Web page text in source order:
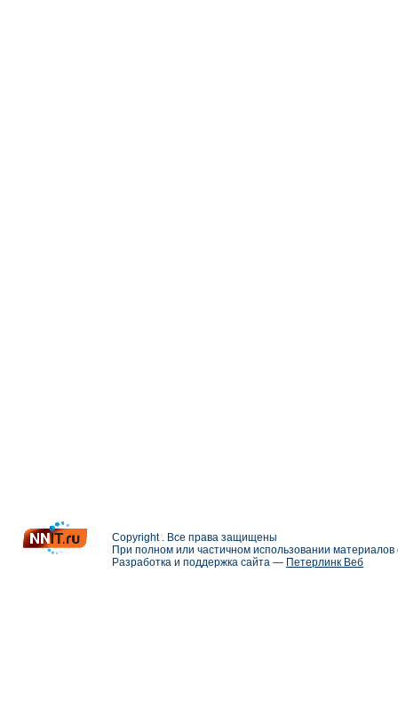
Copyright . Все права защищены
При полном или частичном использовании
Разработка и поддержка сайта — Петерлинк Веб